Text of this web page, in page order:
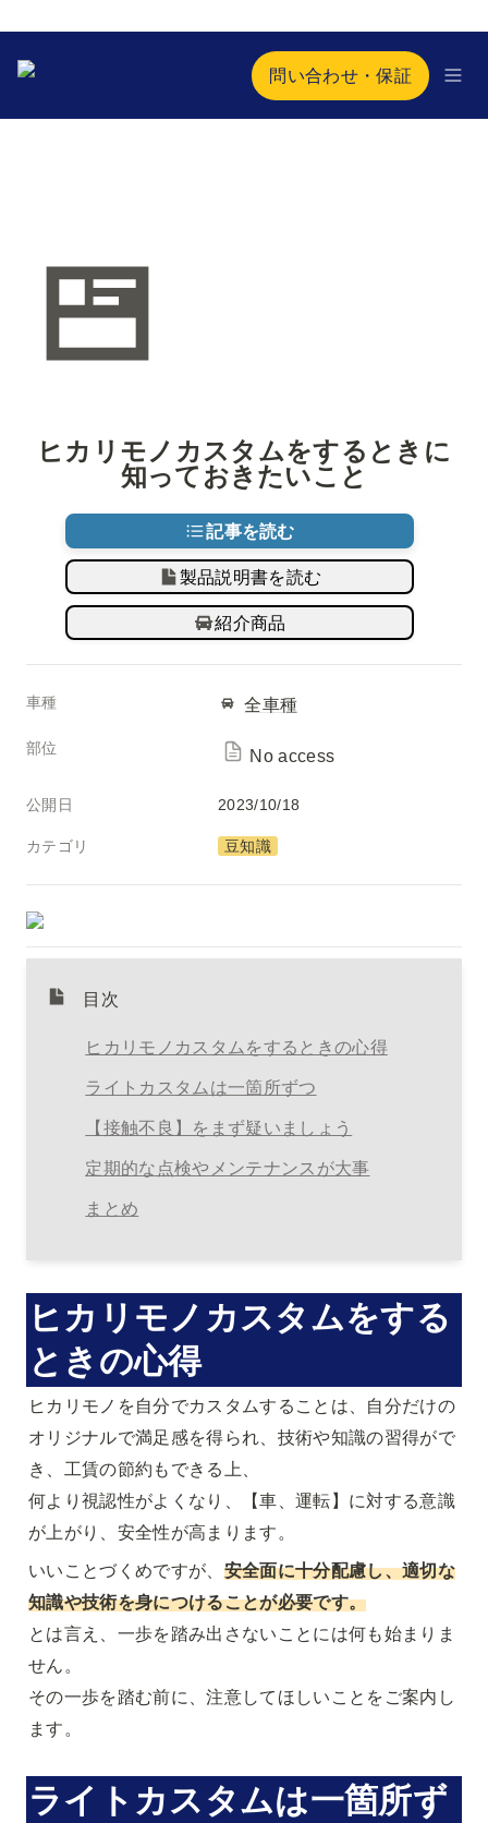
問い合わせ・保証
ヒカリモノカスタムをするときに
知っておきたいこと
記事を読む
製品説明書を読む
紹介商品
車種 全車種
部位 No access
公開日 2023/10/18
カテゴリ 豆知識
目次
ヒカリモノカスタムをするときの心得
ライトカスタムは一箇所ずつ
【接触不良】をまず疑いましょう
定期的な点検やメンテナンスが大事
まとめ
ヒカリモノカスタムをする
ときの心得
ヒカリモノを自分でカスタムすることは、自分だけの
オリジナルで満足感を得られ、技術や知識の習得がで
き、工賃の節約もできる上、
何より視認性がよくなり、【車、運転】に対する意識
が上がり、安全性が高まります。
いいことづくめですが、 安全面に十分配慮し、適切な
知識や技術を身につけることが必要です。
とは言え、一歩を踏み出さないことには何も始まりま
せん。
その一歩を踏む前に、注意してほしいことをご案内し
ます。
ライトカスタムは一箇所ず